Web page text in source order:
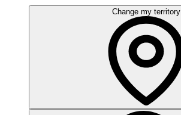
Change my territory